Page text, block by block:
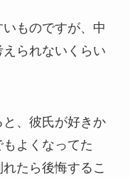
ものですが、中
られないくらい
、彼氏が好きか
よくなってた
れたら後悔するこ